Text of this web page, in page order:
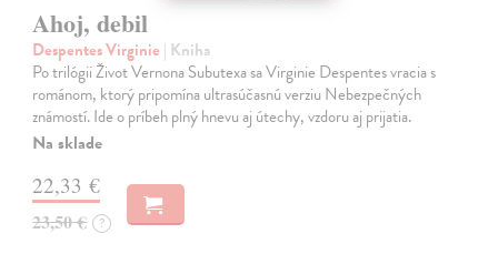
Ahoj, debil
Despentes Virginie | Kniha
Po trilógii Život Vernona Subutexa sa Virginie Despentes vracia s
románom, ktorý pripomína ultrasúčasnú verziu Nebezpečných
známostí. Ide o príbeh plný hnevu aj útechy, vzdoru aj prijatia.
Na sklade
22,33 €
23,50 € ?